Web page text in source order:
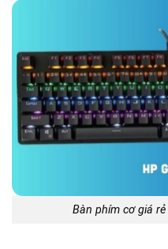
Bàn phím cơ giá